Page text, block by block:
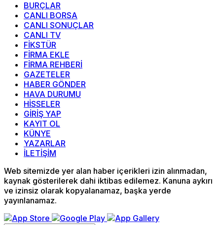
BURÇLAR
CANLI BORSA
CANLI SONUÇLAR
CANLI TV
FİKSTÜR
FİRMA EKLE
FİRMA REHBERİ
GAZETELER
HABER GÖNDER
HAVA DURUMU
HİSSELER
GİRİŞ YAP
KAYIT OL
KÜNYE
YAZARLAR
İLETİŞİM
Web sitemizde yer alan haber içerikleri izin alınmadan,
kaynak gösterilerek dahi iktibas edilemez. Kanuna aykırı
ve izinsiz olarak kopyalanamaz, başka yerde
yayınlanamaz.